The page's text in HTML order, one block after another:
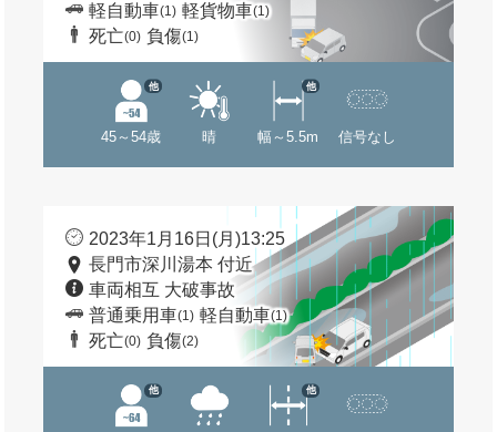
軽自動車(1) 軽貨物車(1)
死亡(0) 負傷(1)
45～54歳
他
晴 幅～5.5m
他
信号なし
2023年1月16日(月)13:25
長門市深川湯本 付近
車両相互 大破事故
普通乗用車(1) 軽自動車(1)
死亡(0) 負傷(2)
他 他